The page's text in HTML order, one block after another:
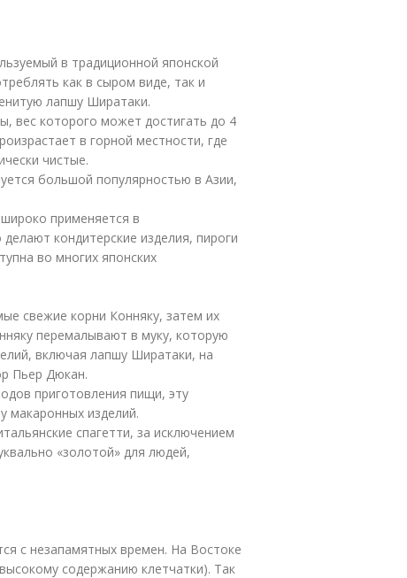
в традиционной японской
как в сыром виде, так и
лапшу Ширатаки.
вес которого может достигать до 4
в горной местности, где
чистые.
большой популярностью в Азии,
применяется в
кондитерские изделия, пироги
во многих японских
свежие корни Конняку, затем их
перемалывают в муку, которую
включая лапшу Ширатаки, на
Пьер Дюкан.
приготовления пищи, эту
макаронных изделий.
спагетти, за исключением
«золотой» для людей,
с незапамятных времен. На Востоке
содержанию клетчатки). Так